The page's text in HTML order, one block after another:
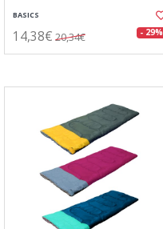
BASICS
14,38€ 20,34€ - 29%